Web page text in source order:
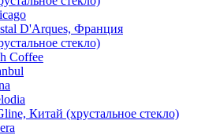
D'Arques, Франция
стекло)
Coffee
Китай (хрустальное стекло)